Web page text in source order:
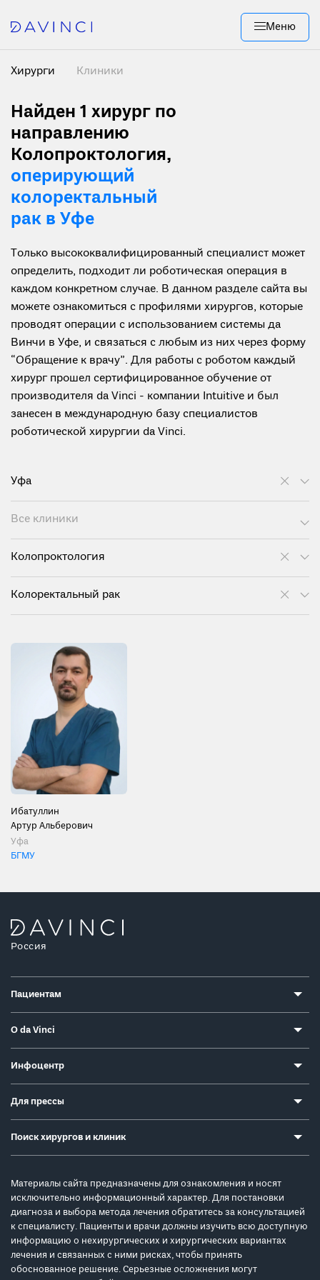
Меню
Хирурги Клиники
Найден 1 хирург по
направлению
Колопроктология,
оперирующий
колоректальный
рак в Уфе
Только высококвалифицированный специалист может
определить, подходит ли роботическая операция в
каждом конкретном случае. В данном разделе сайта вы
можете ознакомиться с профилями хирургов, которые
проводят операции с использованием системы да
Винчи в Уфе, и связаться с любым из них через форму
“Обращение к врачу”. Для работы с роботом каждый
хирург прошел сертифицированное обучение от
производителя da Vinci - компании Intuitive и был
занесен в международную базу специалистов
роботической хирургии da Vinci.
Уфа
Все клиники
Колопроктология
Колоректальный рак
Ибатуллин
Артур Альберович
Уфа
БГМУ
Россия
Пациентам
О da Vinci
Инфоцентр
Для прессы
Поиск хирургов и клиник
Материалы сайта предназначены для ознакомления и носят
исключительно информационный характер. Для постановки
диагноза и выбора метода лечения обратитесь за консультацией
к специалисту. Пациенты и врачи должны изучить всю доступную
информацию о нехирургических и хирургических вариантах
лечения и связанных с ними рисках, чтобы принять
обоснованное решение. Серьезные осложнения могут